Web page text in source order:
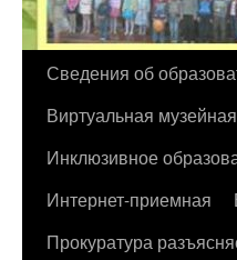
Перейти
содержимому
Сведения об
Виртуальная
Инклюзивное
Интернет-приемная
Прокуратура